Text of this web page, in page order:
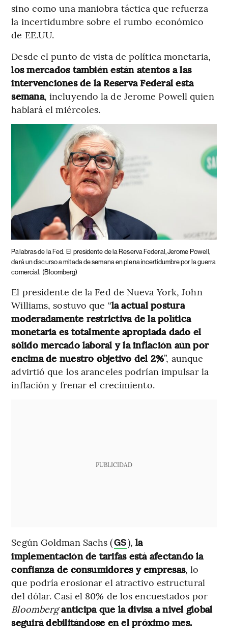
sino como una maniobra táctica que refuerza
la incertidumbre sobre el rumbo económico
de EE.UU.
Desde el punto de vista de política monetaria,
los mercados también están atentos a las
intervenciones de la Reserva Federal esta
semana, incluyendo la de Jerome Powell quien
hablará el miércoles.
Palabras de la Fed. El presidente de la Reserva Federal, Jerome Powell,
dará un discurso a mitada de semana en plena incertidumbre por la guerra
comercial. (Bloomberg)
El presidente de la Fed de Nueva York, John
Williams, sostuvo que “la actual postura
moderadamente restrictiva de la política
monetaria es totalmente apropiada dado el
sólido mercado laboral y la inflación aún por
encima de nuestro objetivo del 2%”, aunque
advirtió que los aranceles podrían impulsar la
inflación y frenar el crecimiento.
PUBLICIDAD
Según Goldman Sachs (GS),la
implementación de tarifas está afectando la
confianza de consumidores y empresas, lo
que podría erosionar el atractivo estructural
del dólar. Casi el 80% de los encuestados por
Bloomberg anticipa que la divisa a nivel global
seguirá debilitándose en el próximo mes.